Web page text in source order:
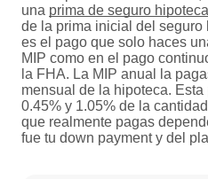
una prima de seguro
de la prima inicial del seguro
es el pago que solo haces
MIP como en el pago
la FHA. La MIP anual la
mensual de la hipoteca.
0.45% y 1.05% de la
que realmente pagas
fue tu down payment y del